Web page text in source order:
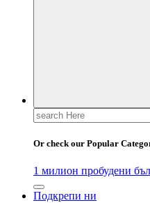
Search
for:
Or check our Popular
1 милион пробудени
Подкрепи ни